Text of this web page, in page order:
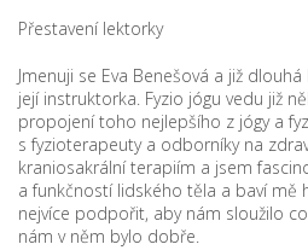
Přestavení lektorky
Jmenuji se Eva Benešová a již
její instruktorka. Fyzio jógu vedu již
propojení toho nejlepšího z jógy a
s fyzioterapeuty a odborníky na
kraniosakrální terapiím a jsem
a funkčností lidského těla a baví mě
nejvíce podpořit, aby nám sloužilo
nám v něm bylo dobře.